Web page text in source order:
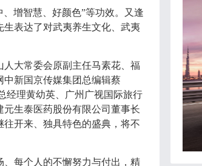
增智慧、好颜色”等功效。又逢
表达了对武夷养生文化、武夷
大常委会原副主任马素花、福
新国京传媒集团总编辑蔡
经理黄幼英、广州广视国际旅行
生泰医药股份有限公司董事长
开来、独具特色的盛典，将不
每个人的不懈努力与付出，精